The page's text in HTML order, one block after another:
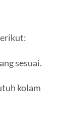
sesuai.
kolam